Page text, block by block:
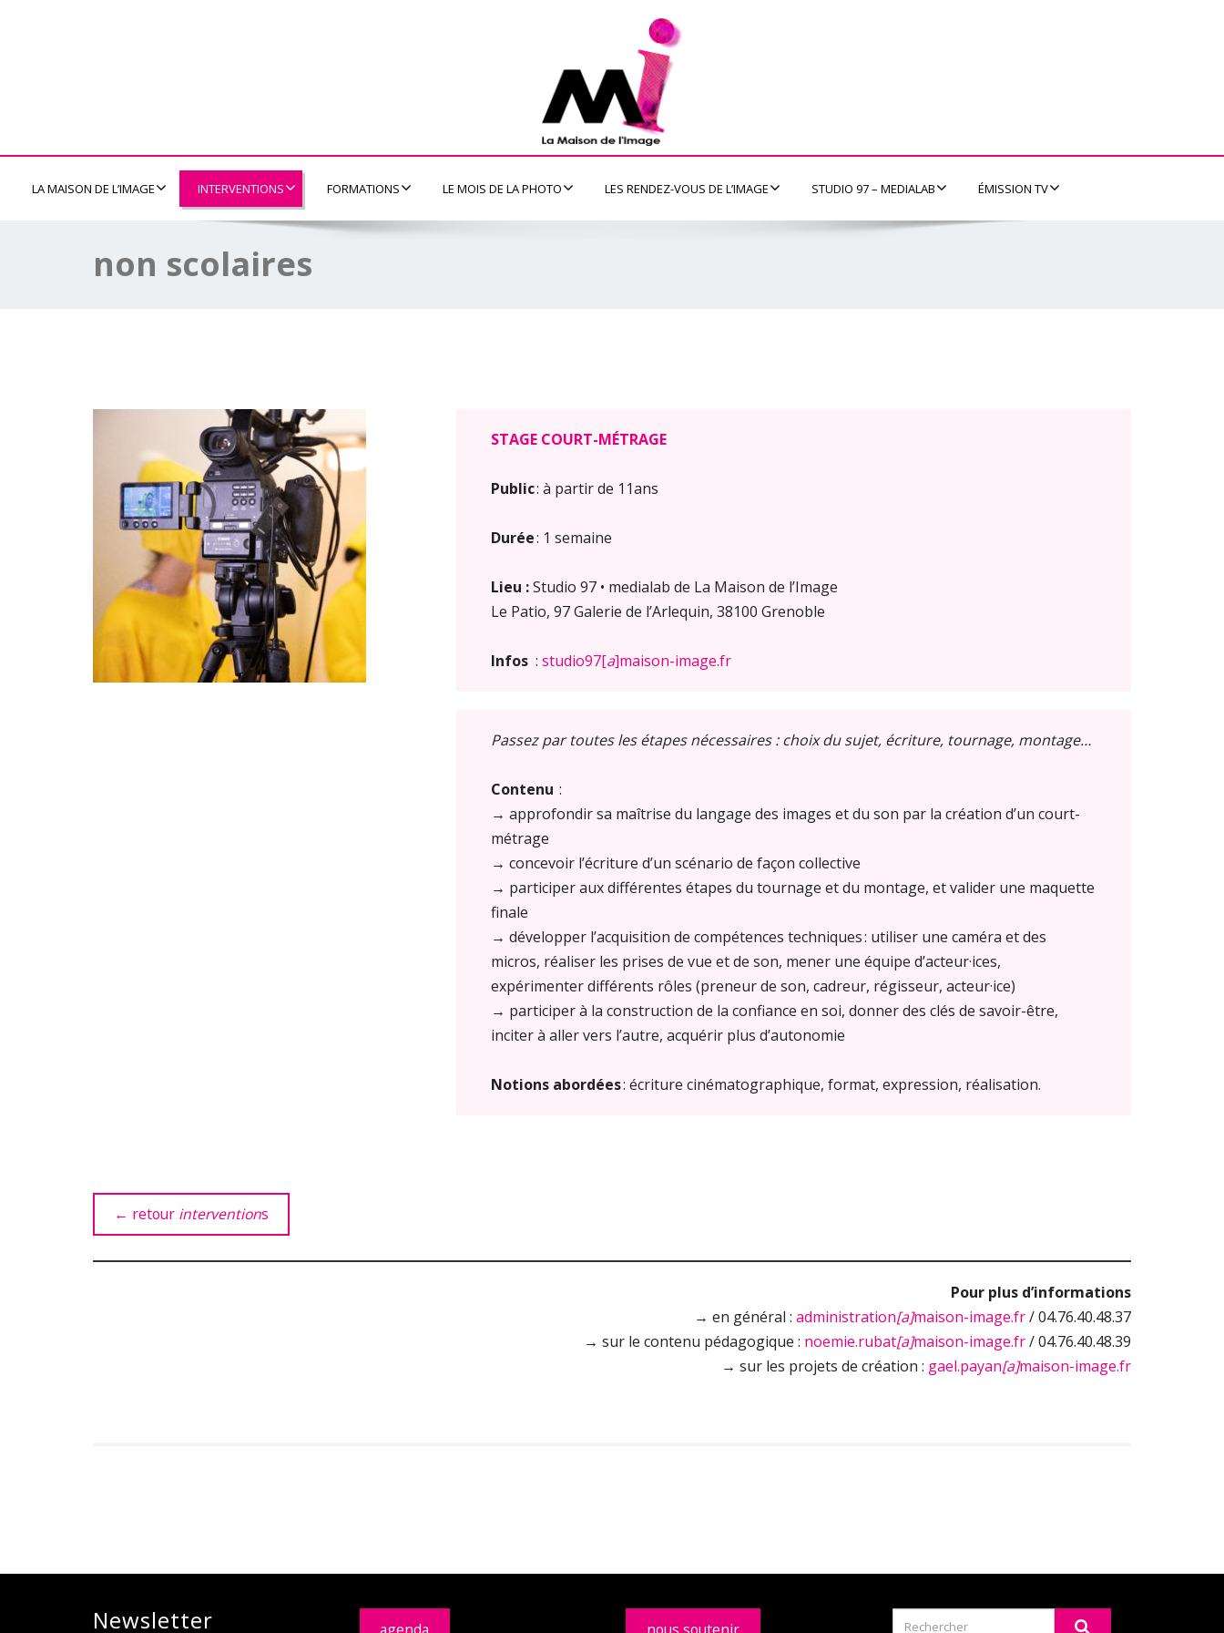
LA MAISON DE L’IMAGE INTERVENTIONS FORMATIONS LE MOIS DE LA PHOTO LES RENDEZ-VOUS DE L’IMAGE STUDIO 97 – MEDIALAB ÉMISSION TV
non scolaires
STAGE COURT-MÉTRAGE
Public: à partir de 11ans
Durée: 1 semaine
Lieu :Studio 97 • medialab de La Maison de l’Image
Le Patio, 97 Galerie de l’Arlequin, 38100 Grenoble
Infos : studio97[a]maison-image.fr
Passez par toutes les étapes nécessaires : choix du sujet, écriture, tournage, montage…
Contenu :
→ approfondir sa maîtrise du langage des images et du son par la création d’un court-
métrage
→ concevoir l’écriture d’un scénario de façon collective
→ participer aux différentes étapes du tournage et du montage, et valider une maquette
finale
→ développer l’acquisition de compétences techniques : utiliser une caméra et des
micros, réaliser les prises de vue et de son, mener une équipe d’acteur·ices,
expérimenter différents rôles (preneur de son, cadreur, régisseur, acteur·ice)
→ participer à la construction de la confiance en soi, donner des clés de savoir-être,
inciter à aller vers l’autre, acquérir plus d’autonomie
Notions abordées: écriture cinématographique, format, expression, réalisation.
← retour interventions
Pour plus d’informations
→ en général : administration[a]maison-image.fr/ 04.76.40.48.37
→ sur le contenu pédagogique : noemie.rubat[a]maison-image.fr/ 04.76.40.48.39
→ sur les projets de création : gael.payan[a]maison-image.fr
Newsletter